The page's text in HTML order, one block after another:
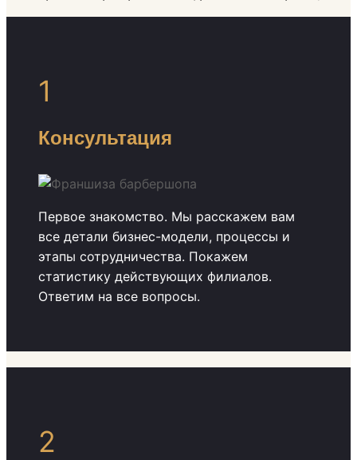
1
Консультация
Первое знакомство. Мы расскажем вам
все детали бизнес-модели, процессы и
этапы сотрудничества. Покажем
статистику действующих филиалов.
Ответим на все вопросы.
2